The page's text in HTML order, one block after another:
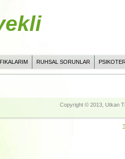
RUHSAL SORUNLAR
Copyright © 2013, Utkan